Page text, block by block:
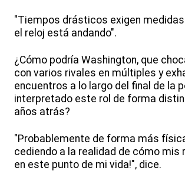
"Tiempos drásticos exigen
el reloj está andando".
¿Cómo podría Washington, que
con varios rivales en múltiples y
encuentros a lo largo del final de la
interpretado este rol de forma
años atrás?
"Probablemente de forma más
cediendo a la realidad de cómo mis
en este punto de mi vida!", dice.